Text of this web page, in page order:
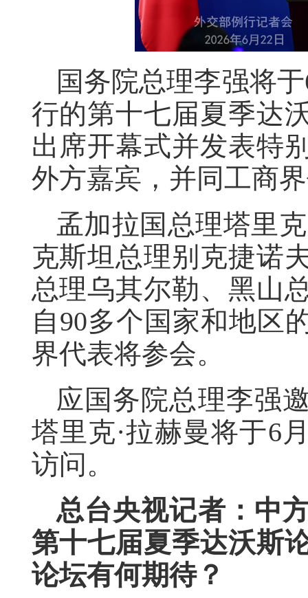
国务院总理李强将
行的第十七届夏季达
出席开幕式并发表特
外方嘉宾，并同工商
孟加拉国总理塔里
克斯坦总理别克捷诺
总理乌其尔勒、黑山
自90多个国家和地区
界代表将参会。
应国务院总理李强
塔里克·拉赫曼将于6
访问。
总台央视记者：中
第十七届夏季达沃斯
论坛有何期待？